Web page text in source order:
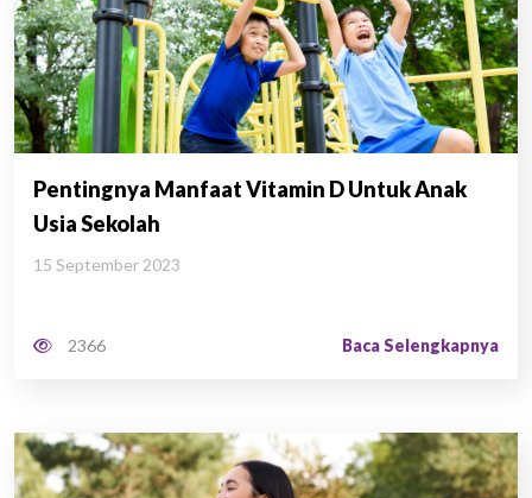
Pentingnya Manfaat Vitamin D Untuk Anak
Usia Sekolah
15 September 2023
2366 Baca Selengkapnya